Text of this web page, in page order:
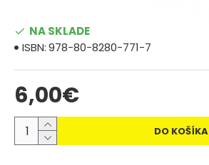
6,00€
NA SKLADE
ISBN:978-80-8280-771-7
DO KOŠÍKA